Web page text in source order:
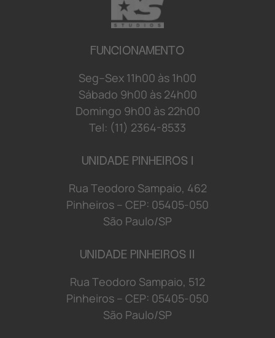
FUNCIONAMENTO
Seg–Sex 11h00 às 1h00
Sábado 9h00 às 24h00
Domingo 9h00 às 22h00
Tel: (11) 2364-8533
UNIDADE PINHEIROS I
Rua Teodoro Sampaio, 462
Pinheiros – CEP: 05405-050
São Paulo/SP
UNIDADE PINHEIROS II
Rua Teodoro Sampaio, 512
Pinheiros – CEP: 05405-050
São Paulo/SP